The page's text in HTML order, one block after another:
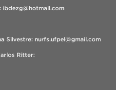
ibdezg@hotmail.com
Silvestre: nurfs.ufpel@gmail.com
Ritter: